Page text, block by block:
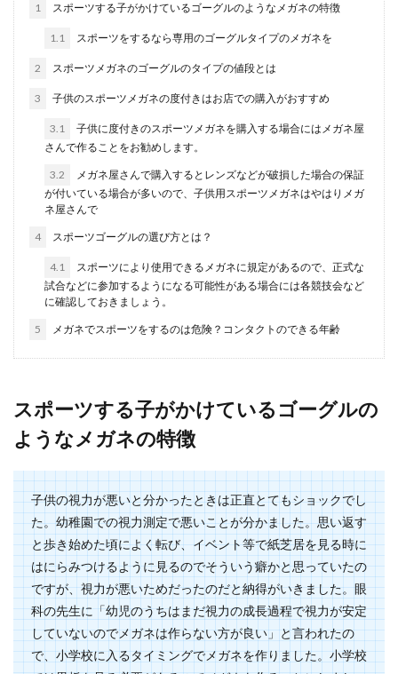
ていることがあります。これは間違いやうっかり
ではありませ...
米の保存容器は密閉性が大切！お米の
お米の保存はお宅ではどのようにしていますか？
ッチンの場所...
スニーカーは重曹とオキシドールで洗
えば汚れも黄ばみも消えます
よね。 ...
上靴を洗うときの洗剤は何を使えばい
い？おすすめの洗剤
上靴を洗うときにはどんな洗剤を使えば汚れや臭
いを落とすことができるのでしょうか？ 上靴専用
の洗剤を...
チューリップの球根を3月植えるのは
NG！植える時期とポイント
1 スポーツする子がかけているゴーグルのようなメガネの特徴
1.1 スポーツをするなら専用のゴーグルタイプのメガネを
2 スポーツメガネのゴーグルのタイプの値段とは
3 子供のスポーツメガネの度付きはお店での購入がおすすめ
3.1
子供に度付きのスポーツメガネを購入する場合にはメガネ屋
さんで作ることをお勧めします。
3.2
メガネ屋さんで購入するとレンズなどが破損した場合の保証
が付いている場合が多いので、子供用スポーツメガネはやはりメガ
ネ屋さんで
4 スポーツゴーグルの選び方とは？
4.1
スポーツにより使用できるメガネに規定があるので、正式な
試合などに参加するようになる可能性がある場合には各競技会など
に確認しておきましょう。
5 メガネでスポーツをするのは危険？コンタクトのできる年齢
スポーツする子がかけているゴーグルの
ようなメガネの特徴
子供の視力が悪いと分かったときは正直とてもショックでし
た。幼稚園での視力測定で悪いことが分かました。思い返す
と歩き始めた頃によく転び、イベント等で紙芝居を見る時に
はにらみつけるように見るのでそういう癖かと思っていたの
ですが、視力が悪いためだったのだと納得がいきました。眼
科の先生に「幼児のうちはまだ視力の成長過程で視力が安定
していないのでメガネは作らない方が良い」と言われたの
で、小学校に入るタイミングでメガネを作りました。小学校